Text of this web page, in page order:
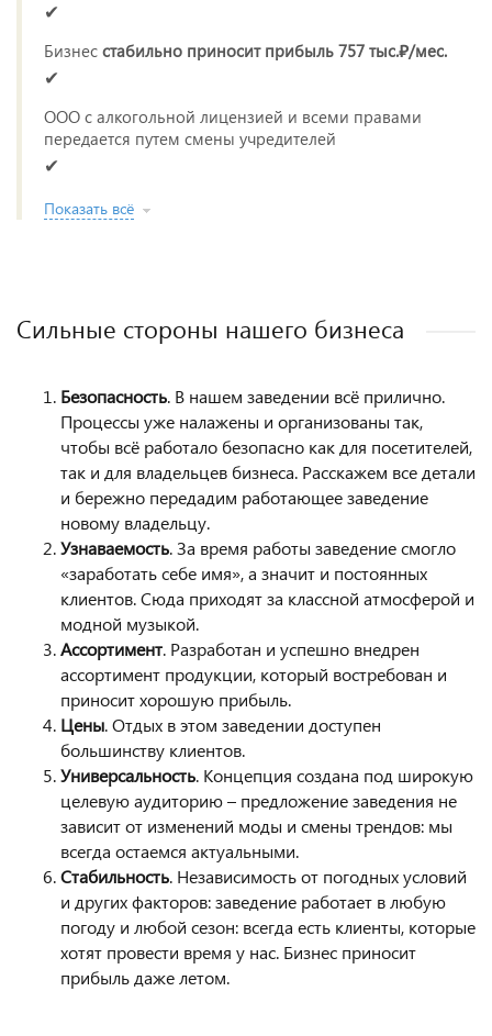
✔
Бизнес стабильно приносит прибыль 757 тыс.₽/мес.
✔
ООО с алкогольной лицензией и всеми правами
передается путем смены учредителей
✔
Показать всё
Сильные стороны нашего бизнеса
Безопасность. В нашем заведении всё прилично.
Процессы уже налажены и организованы так,
чтобы всё работало безопасно как для посетителей,
так и для владельцев бизнеса. Расскажем все детали
и бережно передадим работающее заведение
новому владельцу.
Узнаваемость. За время работы заведение смогло
«заработать себе имя», а значит и постоянных
клиентов. Сюда приходят за классной атмосферой и
модной музыкой.
Ассортимент. Разработан и успешно внедрен
ассортимент продукции, который востребован и
приносит хорошую прибыль.
Цены. Отдых в этом заведении доступен
большинству клиентов.
Универсальность. Концепция создана под широкую
целевую аудиторию – предложение заведения не
зависит от изменений моды и смены трендов: мы
всегда остаемся актуальными.
Стабильность. Независимость от погодных условий
и других факторов: заведение работает в любую
погоду и любой сезон: всегда есть клиенты, которые
хотят провести время у нас. Бизнес приносит
прибыль даже летом.